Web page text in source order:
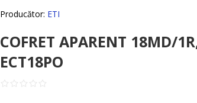
Producător: ETI
COFRET APARENT 18MD/
ECT18PO